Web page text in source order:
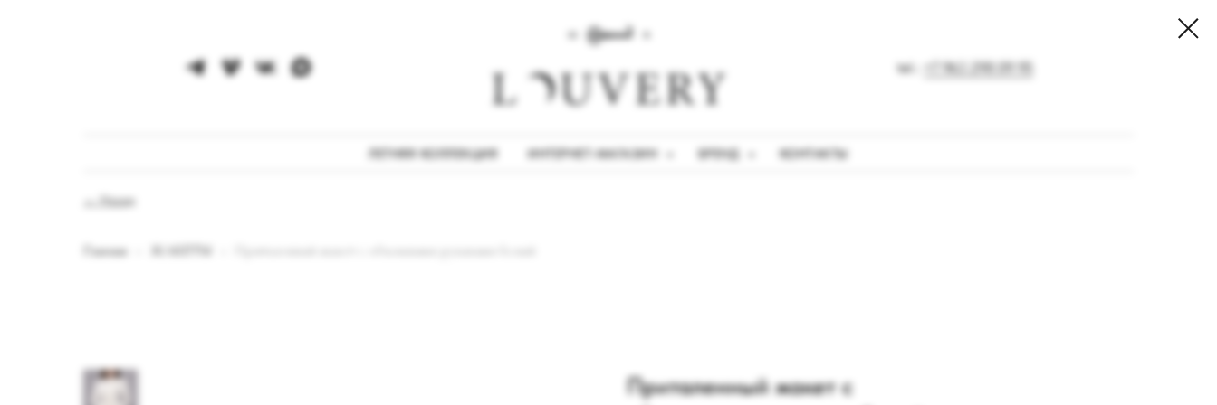
tel.: +7 963 298 09 95
ЛЕТНЯЯ КОЛЛЕКЦИЯ ИНТЕРНЕТ-МАГАЗИН БРЕНД КОНТАКТЫ
← Назад
Главная ЖАКЕТЫ
Приталенный жакет с